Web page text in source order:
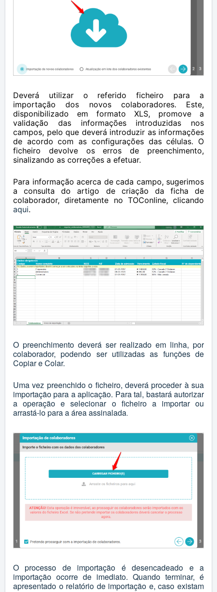
Deverá utilizar o referido ficheiro para a
importação dos novos colaboradores. Este,
disponibilizado em formato XLS, promove a
validação das informações introduzidas nos
campos, pelo que deverá introduzir as informações
de acordo com as configurações das células. O
ficheiro devolve os erros de preenchimento,
sinalizando as correções a efetuar.
Para informação acerca de cada campo, sugerimos
a consulta do artigo de criação da ficha de
colaborador, diretamente no TOConline, clicando
aqui.
O preenchimento deverá ser realizado em linha, por
colaborador, podendo ser utilizadas as funções de
Copiar e Colar.
Uma vez preenchido o ficheiro, deverá proceder à sua
importação para a aplicação. Para tal, bastará autorizar
a operação e selecionar o ficheiro a importar ou
arrastá-lo para a área assinalada.
O processo de importação é desencadeado e a
importação ocorre de imediato. Quando terminar, é
apresentado o relatório de importação e, caso existam